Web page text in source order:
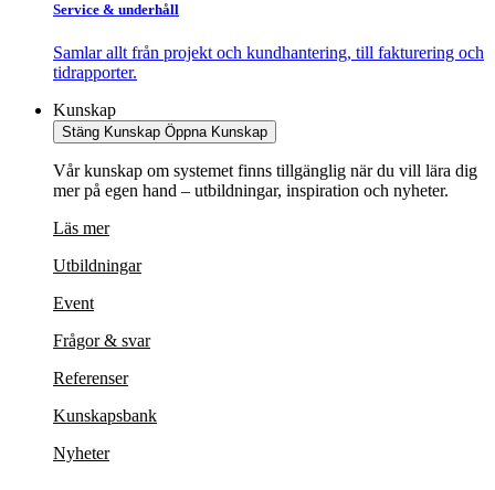
Service & underhåll
Samlar allt från projekt och kundhantering, till fakturering och
tidrapporter.
Kunskap
Stäng Kunskap Öppna Kunskap
Vår kunskap om systemet finns tillgänglig när du vill lära dig
mer på egen hand – utbildningar, inspiration och nyheter.
Läs mer
Utbildningar
Event
Frågor & svar
Referenser
Kunskapsbank
Nyheter